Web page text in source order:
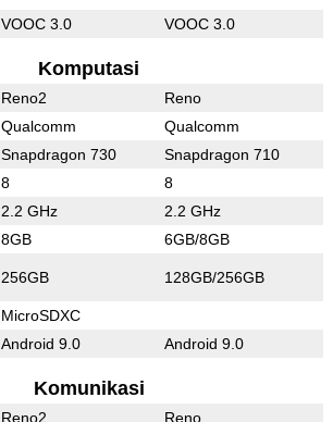
VOOC 3.0 VOOC 3.0
Komputasi
Reno2 Reno
Qualcomm Qualcomm
Snapdragon 730 Snapdragon 710
8 8
2.2 GHz 2.2 GHz
8GB 6GB/8GB
256GB 128GB/256GB
MicroSDXC
Android 9.0 Android 9.0
Komunikasi
Reno2 Reno